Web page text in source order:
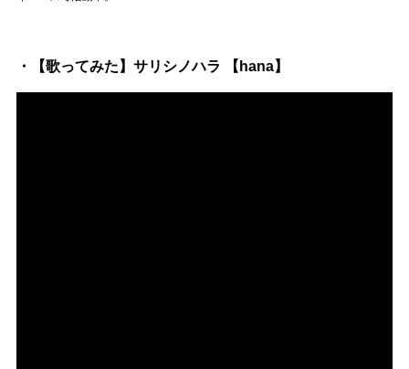
・【歌ってみた】サリシノハラ 【hana】